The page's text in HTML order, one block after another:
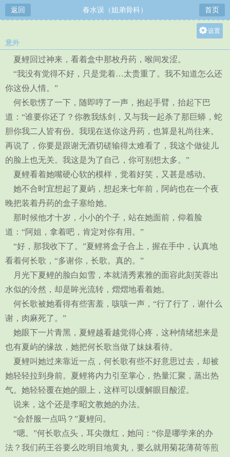
返回 春水误（姐弟骨科） 首页
设置
中
意外
夏鲤回过神来，看着盒中那枚丹药，喉间发涩。
“我没有觉得不好，只是觉着…太贵重了。我不知道怎么还
你这份人情。”
何长歌愣了一下，随即哼了一声，抱起手臂，抬起下巴
道：“谁要你还了？你教我练剑，又与我一起杀了那巨蟒，蛇
胆你我二人皆有份。我现在送你这丹药，也算是礼尚往来。
再说了，你要是跟谢无酒切磋输得太难看了，我这个做徒儿
的脸上也无关。我这是为了自己，你可别想太多。”
夏鲤看着她嘴硬心软的模样，觉着好笑，又甚是感动。
她不合时宜想起了夏屿，想起来七年前，阿屿也在一个夜
晚把装着丹药的盒子塞给她。
那时候他才十岁，小小的个子，站在她面前，仰着脸
道：“阿姐，拿着吧，肯定对你有用。”
“好，那我收下了。”夏鲤将盒子合上，握在手中，认真地
看着何长歌，“多谢你，长歌。真的。”
月光下夏鲤的脸白如雪，本就清秀素雅的面容此刻芙蓉出
水似的泠然，却是眸光流转，熠熠地看着她。
何长歌被她看得有些害羞，咳咳一声，“行了行了，谢什么
谢，肉麻死了。”
她眼下一片青黑，夏鲤越看越觉得心疼，这种情绪想来是
也有夏屿的缘故，她把何长歌当做了妹妹看待。
夏鲤叫她过来靠近一点，何长歌有些不好意思过去，却被
她轻轻拉到身前。夏鲤将内力引至掌心，热量汇聚，蒸出热
气。她轻轻覆在她的眼上，这样可以缓解眼目酸涩。
说来，这个还是李昭文教她的办法。
“会舒服一点吗？”夏鲤问。
“嗯。”何长歌点头，耳尖微红，她问：“你是哪学来的办
法？我们药王谷要么吃明目地黄丸，要么就用菊花薄荷等煎